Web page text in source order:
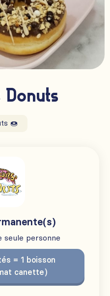
🍩
seule personne
= 1 boisson
canette)